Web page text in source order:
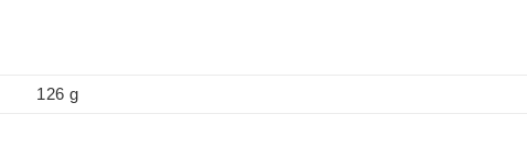
126 g